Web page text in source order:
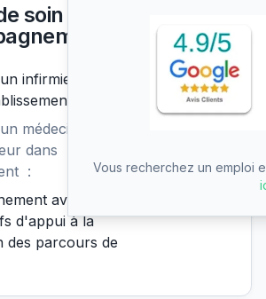
soin et
infirmier de nuit
:
Disponible
médecin
dans
:
avec un ou
d'appui à la
des parcours de
Vous recherchez un emploi